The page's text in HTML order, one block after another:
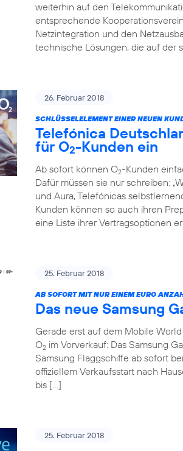
weiterhin auf den
entsprechende
Netzintegration und den
technische Lösungen, die auf der
26. Februar 2018
SCHLÜSSELELEMENT EINER NEUEN
Telefónica
für O2-Kunden ein
Ab sofort können O2-Kunden
Dafür müssen sie nur schreiben:
und Aura, Telefónicas
Kunden können so auch ihren
eine Liste ihrer Vertragsoptionen
25. Februar 2018
AB SOFORT MIT NUR EINEM EURO
Das neue Samsung
Gerade erst auf dem Mobile
O2 im Vorverkauf: Das Samsung
Samsung Flaggschiffe ab sofort
offiziellem Verkaufsstart nach
bis […]
25. Februar 2018